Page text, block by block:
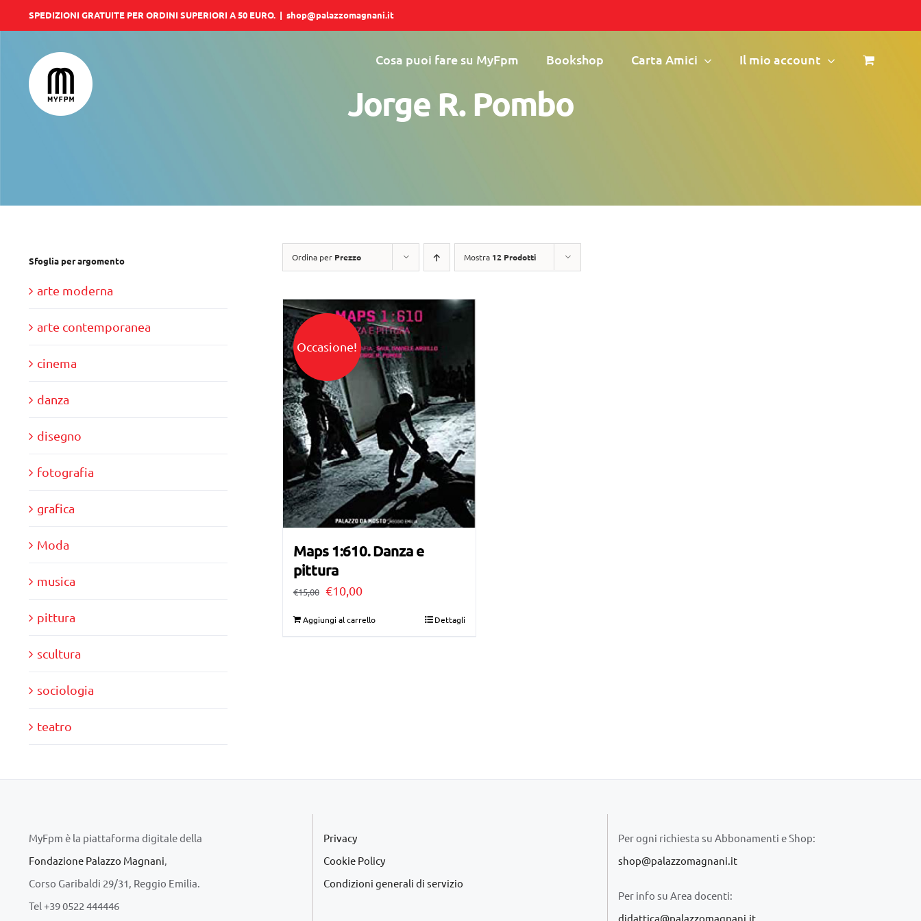
al
contenuto
SPEDIZIONI GRATUITE PER ORDINI SUPERIORI A 50 EURO. | shop@palazzomagnani.it
Cosa puoi fare su MyFpm Bookshop Carta Amici Il mio account
Jorge R. Pombo
Ordina per Prezzo Mostra 12 Prodotti
Occasione!
Maps 1:610. Danza e
pittura
€15,00 Il
€10,00Il
Aggiungi al carrello Dettagli
Sfoglia per argomento
arte moderna
arte contemporanea
cinema
danza
disegno
fotografia
grafica
Moda
musica
pittura
scultura
sociologia
teatro
MyFpm è la piattaforma digitale della
Fondazione Palazzo Magnani
Corso Garibaldi 29/31, Reggio Emilia.
Tel +39 0522 444446
Privacy
Cookie Policy
Condizioni generali di servizio
Per ogni richiesta su Abbonamenti e Shop:
shop@palazzomagnani.it
Per info su Area docenti:
didattica@palazzomagnani.it